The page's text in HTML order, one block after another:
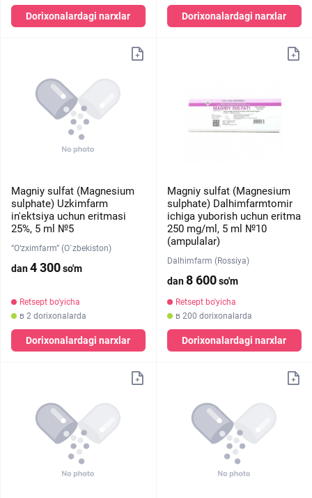
Dorixonalardagi narxlar Dorixonalardagi narxlar
Magniy sulfat (Magnesium
sulphate) Uzkimfarm
in'ektsiya uchun eritmasi
25%, 5 ml №5
“O‘zximfarm” (O`zbekiston)
dan4 300so'm
Retsept bo'yicha
в 2 dorixonalarda
Dorixonalardagi narxlar
Magniy sulfat (Magnesium
sulphate) Dalhimfarmtomir
ichiga yuborish uchun eritma
250 mg/ml, 5 ml №10
(ampulalar)
Dalhimfarm (Rossiya)
dan8 600so'm
Retsept bo'yicha
в 200 dorixonalarda
Dorixonalardagi narxlar